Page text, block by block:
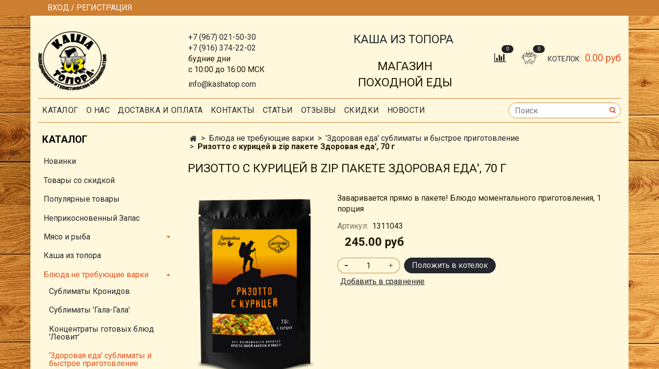
ВХОД / РЕГИСТРАЦИЯ
+7 (967) 021-50-30
+7 (916) 374-22-02
будние дни
с 10:00 до 16:00 МСК
info@kashatop.com
КАША ИЗ ТОПОРА
МАГАЗИН
ПОХОДНОЙ ЕДЫ
0 0
КОТЕЛОК: 0.00 руб
КАТАЛОГ О НАС ДОСТАВКА И ОПЛАТА КОНТАКТЫ СТАТЬИ ОТЗЫВЫ СКИДКИ НОВОСТИ
Блюда не требующие варки
'Здоровая еда' сублиматы и быстрое приготовление
Ризотто с курицей в zip пакете Здоровая еда', 70 г
РИЗОТТО С КУРИЦЕЙ В ZIP ПАКЕТЕ ЗДОРОВАЯ ЕДА', 70 Г
Заваривается прямо в пакете! Блюдо моментального приготовления, 1
порция
Артикул: 1311043
245.00 руб
Положить в котелок
Добавить в сравнение
КАТАЛОГ
Новинки
Товары со скидкой
Популярные товары
Неприкосновенный Запас
Мясо и рыба
Каша из топора
Блюда не требующие варки
Сублиматы Кронидов
Сублиматы 'Гала-Гала'
Концентраты готовых блюд
'Леовит'
'Здоровая еда' сублиматы и
быстрое приготовление